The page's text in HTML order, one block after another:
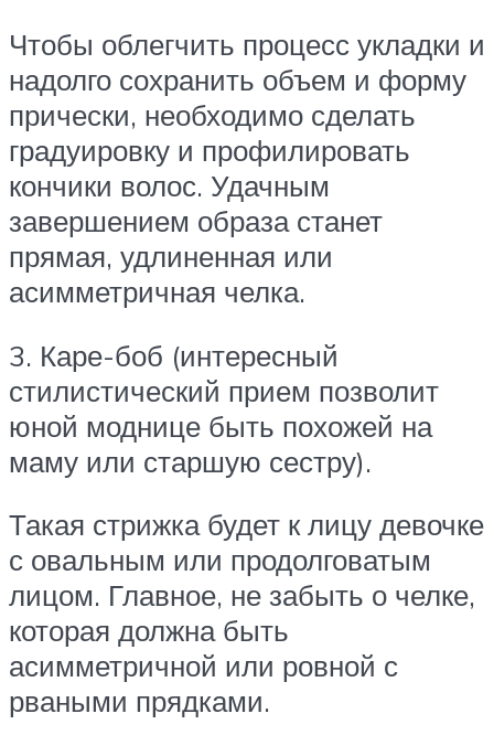
Чтобы облегчить процесс укладки и
надолго сохранить объем и форму
прически, необходимо сделать
градуировку и профилировать
кончики волос. Удачным
завершением образа станет
прямая, удлиненная или
асимметричная челка.
3. Каре-боб (интересный
стилистический прием позволит
юной моднице быть похожей на
маму или старшую сестру).
Такая стрижка будет к лицу девочке
с овальным или продолговатым
лицом. Главное, не забыть о челке,
которая должна быть
асимметричной или ровной с
рваными прядками.